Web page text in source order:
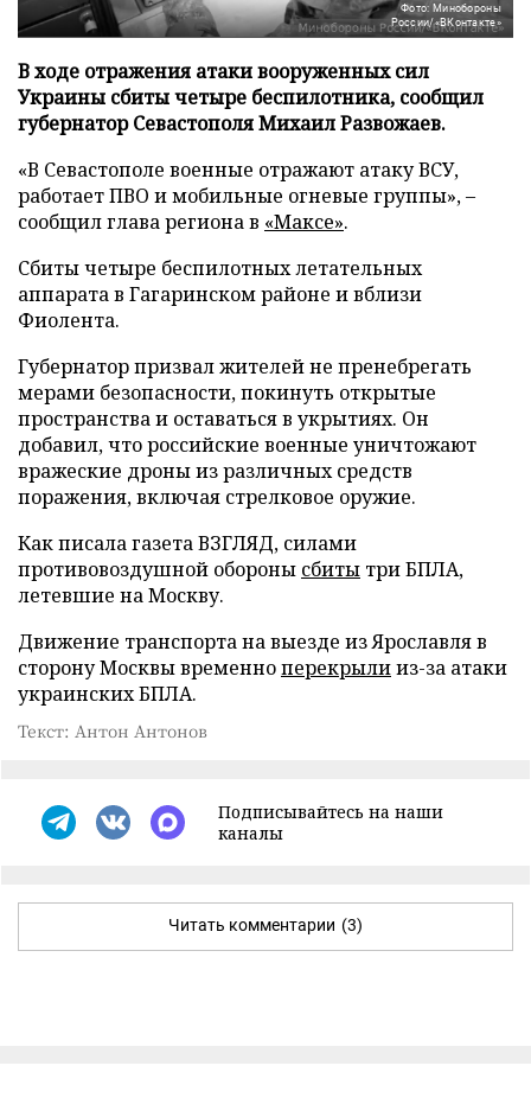
Фото: Минобороны
России/«ВКонтакте»
В ходе отражения атаки вооруженных сил
Украины сбиты четыре беспилотника, сообщил
губернатор Севастополя Михаил Развожаев.
«В Севастополе военные отражают атаку ВСУ,
работает ПВО и мобильные огневые группы», –
сообщил глава региона в «Максе».
Сбиты четыре беспилотных летательных
аппарата в Гагаринском районе и вблизи
Фиолента.
Губернатор призвал жителей не пренебрегать
мерами безопасности, покинуть открытые
пространства и оставаться в укрытиях. Он
добавил, что российские военные уничтожают
вражеские дроны из различных средств
поражения, включая стрелковое оружие.
Как писала газета ВЗГЛЯД, силами
противовоздушной обороны сбиты три БПЛА,
летевшие на Москву.
Движение транспорта на выезде из Ярославля в
сторону Москвы временноперекрылииз-за атаки
украинских БПЛА.
Текст: Антон Антонов
Подписывайтесь на наши
каналы
Читать комментарии (3)